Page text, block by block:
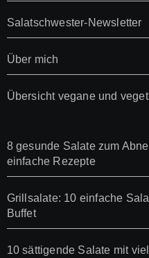
Salatschwester-Newsletter
Über mich
Übersicht vegane und
8 gesunde Salate zum
einfache Rezepte
Grillsalate: 10 einfache
Buffet
10 sättigende Salate mit